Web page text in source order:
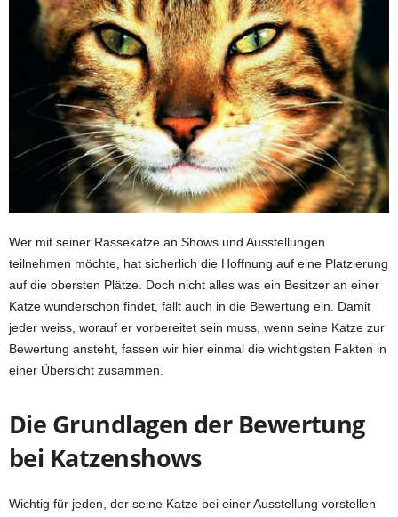
Wer mit seiner Rassekatze an Shows und Ausstellungen
teilnehmen möchte, hat sicherlich die Hoffnung auf eine Platzierung
auf die obersten Plätze. Doch nicht alles was ein Besitzer an einer
Katze wunderschön findet, fällt auch in die Bewertung ein. Damit
jeder weiss, worauf er vorbereitet sein muss, wenn seine Katze zur
Bewertung ansteht, fassen wir hier einmal die wichtigsten Fakten in
einer Übersicht zusammen.
Die Grundlagen der Bewertung
bei Katzenshows
Wichtig für jeden, der seine Katze bei einer Ausstellung vorstellen